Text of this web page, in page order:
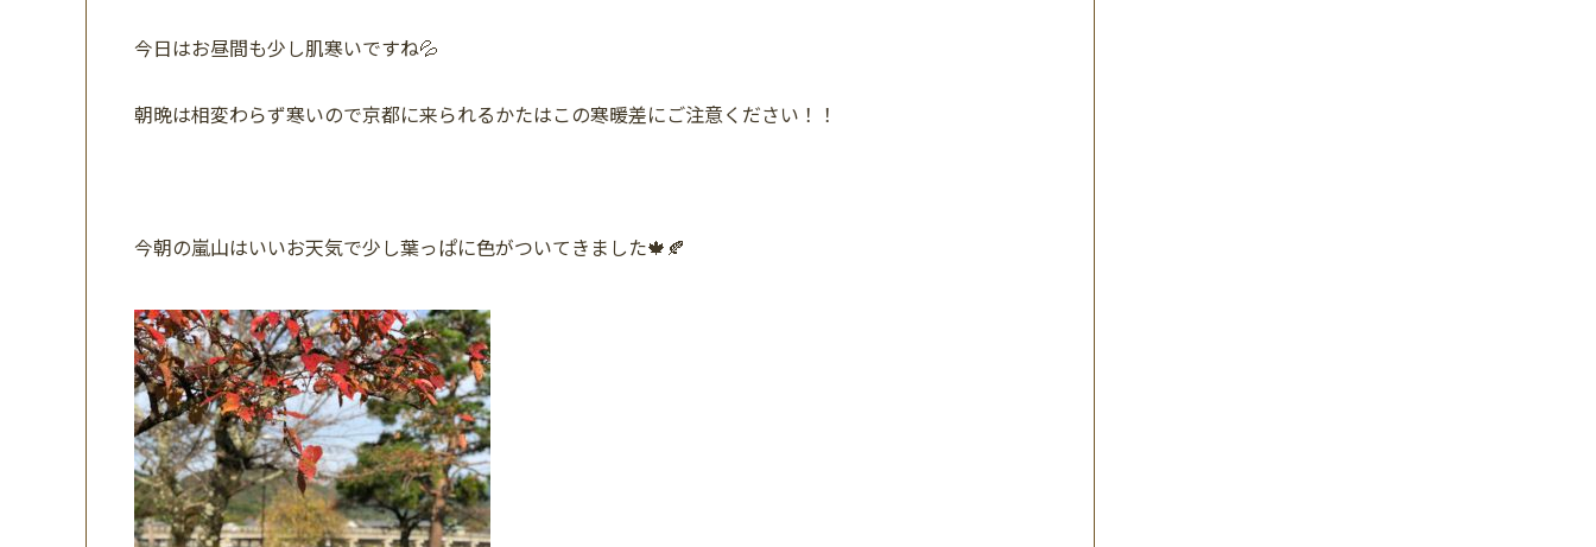
今日はお昼間も少し肌寒いですね💦
朝晩は相変わらず寒いので京都に来られるかたはこの寒暖差にご注意ください！！
今朝の嵐山はいいお天気で少し葉っぱに色がついてきました🍁🍂